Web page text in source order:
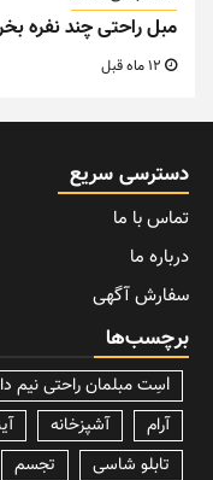
مبل راحتی چند نفره
دسترسی سریع
تماس با ما
درباره ما
سفارش آگهی
برچسب‌ها
lسِت مبلمان راحتی نیم دایره در اتاق نشیمن و پذیرایی
آرام
آشپزخانه
تابلو شاسی
تجسم